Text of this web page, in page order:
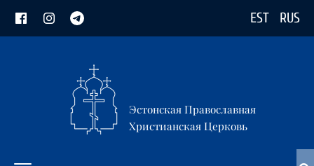
EST RUS
Эстонская Православная
Христианская Церковь